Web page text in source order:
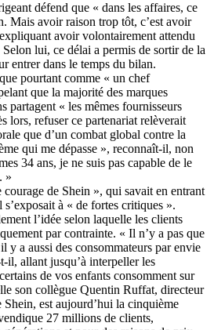
défend que « dans les affaires, ce
Mais avoir raison trop tôt, c’est avoir
avoir volontairement attendu
lui, ce délai a permis de sortir de la
entrer dans le temps du bilan.
pourtant comme « un chef
que la majorité des marques
partagent « les mêmes fournisseurs
lors, refuser ce partenariat relèverait
que d’un combat global contre la
qui me dépasse », reconnaît-il, non
34 ans, je ne suis pas capable de le
»
de Shein », qui savait en entrant
à « de fortes critiques ».
l’idée selon laquelle les clients
par contrainte. « Il n’y a pas que
y a aussi des consommateurs par envie
il, allant jusqu’à interpeller les
de vos enfants consomment sur
son collègue Quentin Ruffat, directeur
Shein, est aujourd’hui la cinquième
27 millions de clients,